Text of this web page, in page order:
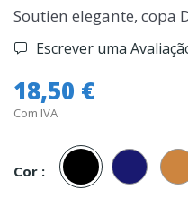
Soutien elegante, copa
Escrever uma
18,50 €
Com IVA
Cor :
Preto